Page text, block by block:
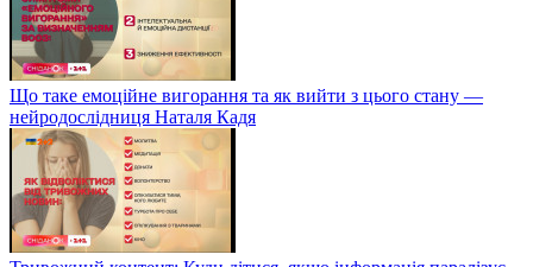
Що таке емоційне вигорання та як вийти з цього стану —
нейродослідниця Наталя Кадя